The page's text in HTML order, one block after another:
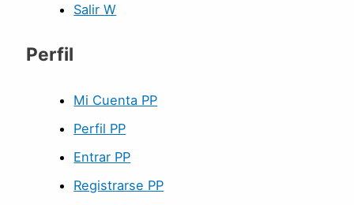
Salir W
Perfil
Mi Cuenta PP
Perfil PP
Entrar PP
Registrarse PP